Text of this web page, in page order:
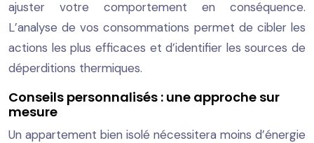
ajuster votre comportement en conséquence.
L’analyse de vos consommations permet de cibler les
actions les plus efficaces et d’identifier les sources de
déperditions thermiques.
Conseils personnalisés : une approche sur
mesure
Un appartement bien isolé nécessitera moins d’énergie